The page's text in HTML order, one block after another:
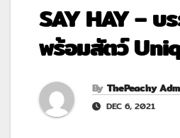
SAY HAY – บ
พร้อมสัตว์
By ThePeachy
DEC 6, 2021